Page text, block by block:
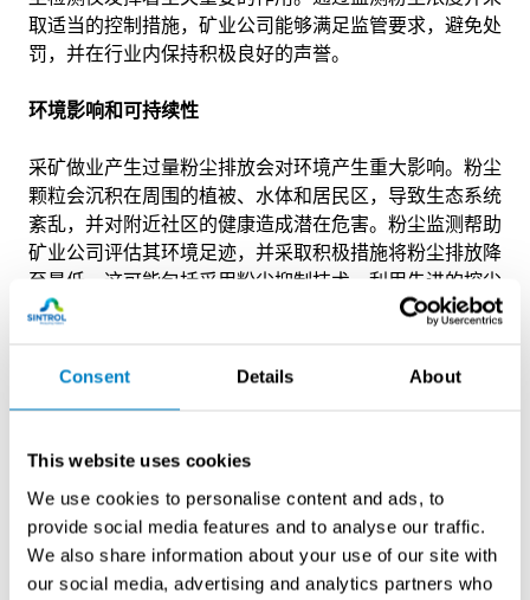
Consent Details About
This website uses cookies
We use cookies to personalise content and ads, to
provide social media features and to analyse our traffic.
We also share information about your use of our site with
our social media, advertising and analytics partners who
取适当的控制措施，矿业公司能够满足监管要求，避免处
罚，并在行业内保持积极良好的声誉。
环境影响和可持续性
采矿做业产生过量粉尘排放会对环境产生重大影响。粉尘
颗粒会沉积在周围的植被、水体和居民区，导致生态系统
紊乱，并对附近社区的健康造成潜在危害。粉尘监测帮助
矿业公司评估其环境足迹，并采取积极措施将粉尘排放降
至最低。这可能包括采用粉尘抑制技术，利用先进的控尘
技术，并采用最佳方法管理粉尘，因而降低对环境的总体
有效的粉尘监测提供了有价值的数据，有助于矿业公司识
程，并减少源头上的粉尘产生。提高运营效率不仅提高工
人的安全性和环境的可持续性， 而且有助于节约成本和
提高生产力。